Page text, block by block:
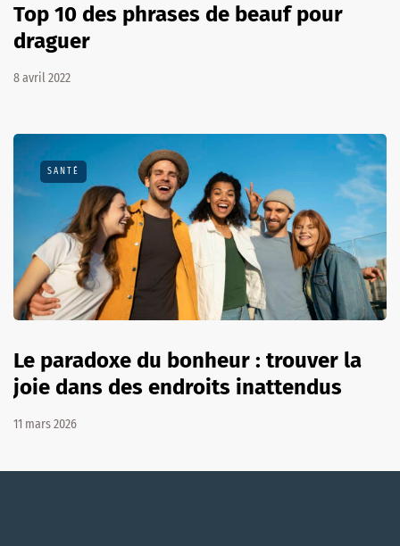
Top 10 des phrases de beauf pour
draguer
8 avril 2022
SANTÉ
Le paradoxe du bonheur : trouver la
joie dans des endroits inattendus
11 mars 2026